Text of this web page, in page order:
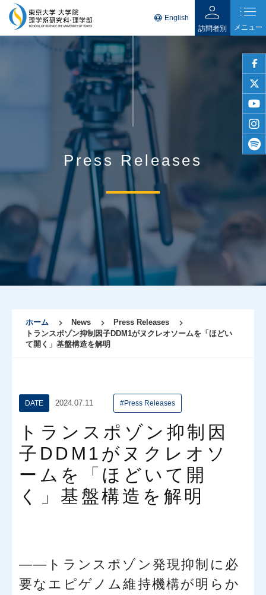
twitter
language English person
訪問者別
list
メニュー
Press Releases
ホーム News
Press Releases
トランスポゾン抑制因子DDM1がヌクレオソームを「ほどい
て開く」基盤構造を解明
DATE 2024.07.11 #Press Releases
トランスポゾン抑制因
子DDM1がヌクレオソ
ームを「ほどいて開
く」基盤構造を解明
――トランスポゾン発現抑制に必
要なエピゲノム維持機構が明らか